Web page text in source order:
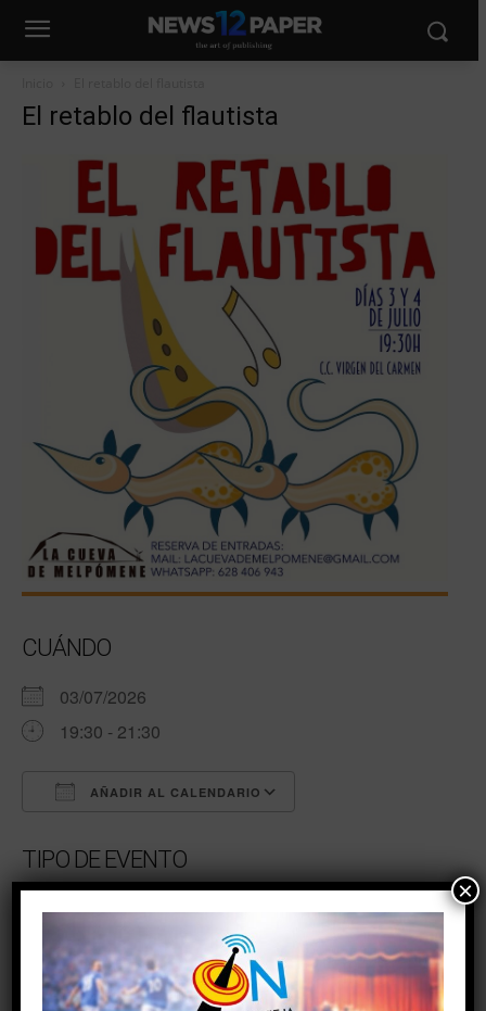
El retablo del flautista
CUÁNDO
03/07/2026
19:30 - 21:30
AÑADIR AL CALENDARIO
TIPO DE EVENTO
Eventos de fin de semana
#Eventos #Turismo #Agenda #Actividades #Teatro
#Torrevieja #TorreviejaOn
×